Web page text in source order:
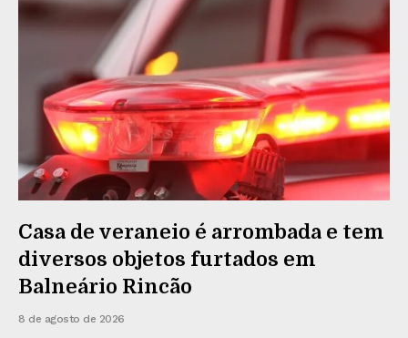
Casa de veraneio é arrombada e tem
diversos objetos furtados em
Balneário Rincão
8 de agosto de 2026